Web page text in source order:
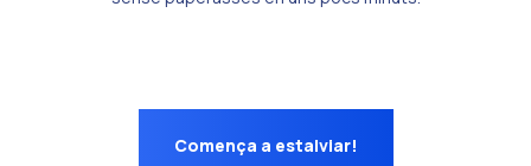
Comença a estalviar!